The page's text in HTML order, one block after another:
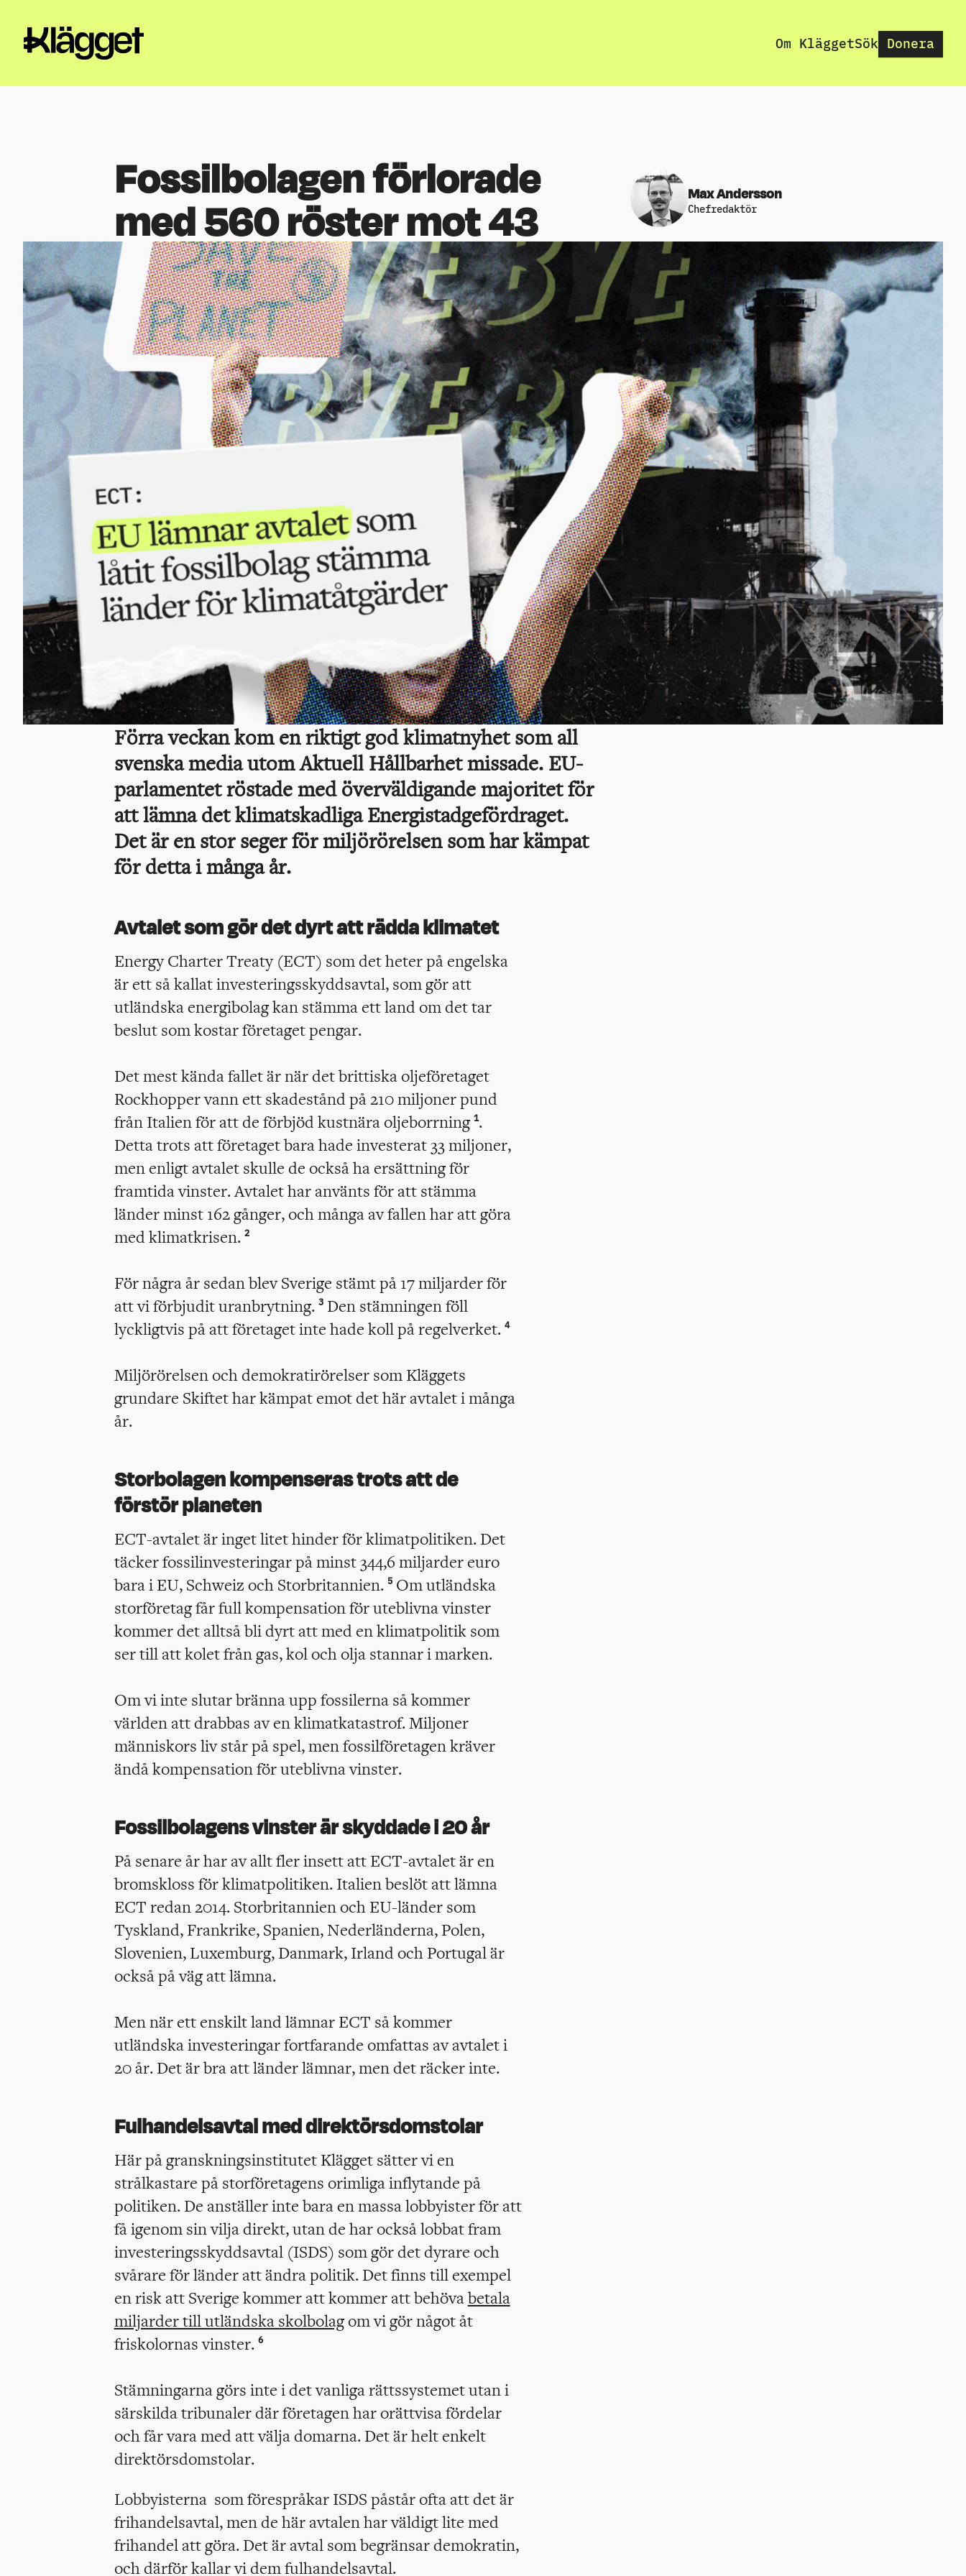
Om KläggetSök Donera
Fossilbolagen förlorade
med 560 röster mot 43
Max Andersson
Chefredaktör
Förra veckan kom en riktigt god klimatnyhet som all
svenska media utom Aktuell Hållbarhet missade. EU-
parlamentet röstade med överväldigande majoritet för
att lämna det klimatskadliga Energistadgefördraget.
Det är en stor seger för miljörörelsen som har kämpat
för detta i många år.
Avtalet som gör det dyrt att rädda klimatet
Energy Charter Treaty (ECT) som det heter på engelska
är ett så kallat investeringsskyddsavtal, som gör att
utländska energibolag kan stämma ett land om det tar
beslut som kostar företaget pengar.
Det mest kända fallet är när det brittiska oljeföretaget
Rockhopper vann ett skadestånd på 210 miljoner pund
från Italien för att de förbjöd kustnära oljeborrning 1.
Detta trots att företaget bara hade investerat 33 miljoner,
men enligt avtalet skulle de också ha ersättning för
framtida vinster. Avtalet har använts för att stämma
länder minst 162 gånger, och många av fallen har att göra
med klimatkrisen. 2
För några år sedan blev Sverige stämt på 17 miljarder för
att vi förbjudit uranbrytning. 3Den stämningen föll
lyckligtvis på att företaget inte hade koll på regelverket. 4
Miljörörelsen och demokratirörelser som Kläggets
grundare Skiftet har kämpat emot det här avtalet i många
år.
Storbolagen kompenseras trots att de
förstör planeten
ECT-avtalet är inget litet hinder för klimatpolitiken. Det
täcker fossilinvesteringar på minst 344,6 miljarder euro
bara i EU, Schweiz och Storbritannien. 5Om utländska
storföretag får full kompensation för uteblivna vinster
kommer det alltså bli dyrt att med en klimatpolitik som
ser till att kolet från gas, kol och olja stannar i marken.
Om vi inte slutar bränna upp fossilerna så kommer
världen att drabbas av en klimatkatastrof. Miljoner
människors liv står på spel, men fossilföretagen kräver
ändå kompensation för uteblivna vinster.
Fossilbolagens vinster är skyddade i 20 år
På senare år har av allt fler insett att ECT-avtalet är en
bromskloss för klimatpolitiken. Italien beslöt att lämna
ECT redan 2014. Storbritannien och EU-länder som
Tyskland, Frankrike, Spanien, Nederländerna, Polen,
Slovenien, Luxemburg, Danmark, Irland och Portugal är
också på väg att lämna.
Men när ett enskilt land lämnar ECT så kommer
utländska investeringar fortfarande omfattas av avtalet i
20 år. Det är bra att länder lämnar, men det räcker inte.
Fulhandelsavtal med direktörsdomstolar
Här på granskningsinstitutet Klägget sätter vi en
strålkastare på storföretagens orimliga inflytande på
politiken. De anställer inte bara en massa lobbyister för att
få igenom sin vilja direkt, utan de har också lobbat fram
investeringsskyddsavtal (ISDS) som gör det dyrare och
svårare för länder att ändra politik. Det finns till exempel
en risk att Sverige kommer att kommer att behövabetala
miljarder till utländska skolbolagom vi gör något åt
friskolornas vinster. 6
Stämningarna görs inte i det vanliga rättssystemet utan i
särskilda tribunaler där företagen har orättvisa fördelar
och får vara med att välja domarna. Det är helt enkelt
direktörsdomstolar.
Lobbyisterna som förespråkar ISDS påstår ofta att det är
frihandelsavtal, men de här avtalen har väldigt lite med
frihandel att göra. Det är avtal som begränsar demokratin,
och därför kallar vi dem fulhandelsavtal.